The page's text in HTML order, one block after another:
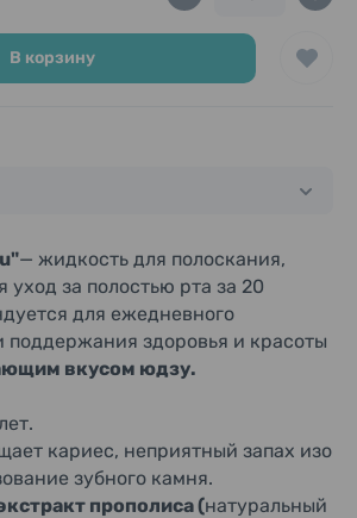
В корзину
— жидкость для полоскания,
за полостью рта за 20
для ежедневного
поддержания здоровья и красоты
вкусом юдзу.
кариес, неприятный запах изо
зубного камня.
прополиса (натуральный